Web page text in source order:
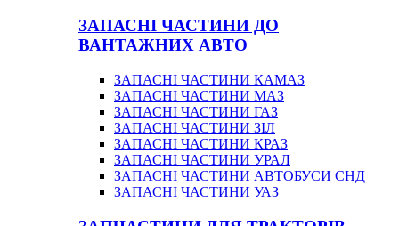
ЗАПАСНІ ЧАСТИНИ ДО
ВАНТАЖНИХ АВТО
ЗАПАСНІ ЧАСТИНИ КАМАЗ
ЗАПАСНІ ЧАСТИНИ МАЗ
ЗАПАСНІ ЧАСТИНИ ГАЗ
ЗАПАСНІ ЧАСТИНИ ЗІЛ
ЗАПАСНІ ЧАСТИНИ КРАЗ
ЗАПАСНІ ЧАСТИНИ УРАЛ
ЗАПАСНІ ЧАСТИНИ АВТОБУСИ СНД
ЗАПАСНІ ЧАСТИНИ УАЗ